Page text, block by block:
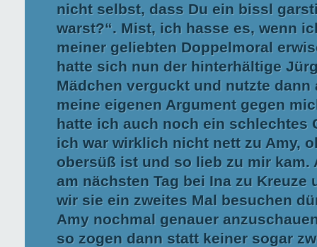
nicht selbst, dass Du ein bissl
warst?“. Mist, ich hasse es, wenn
meiner geliebten Doppelmoral
hatte sich nun der hinterhältige
Mädchen verguckt und nutzte dann
meine eigenen Argument gegen
hatte ich auch noch ein schlechtes
ich war wirklich nicht nett zu Amy,
obersüß ist und so lieb zu mir kam.
am nächsten Tag bei Ina zu Kreuze
wir sie ein zweites Mal besuchen
Amy nochmal genauer
so zogen dann statt keiner sogar